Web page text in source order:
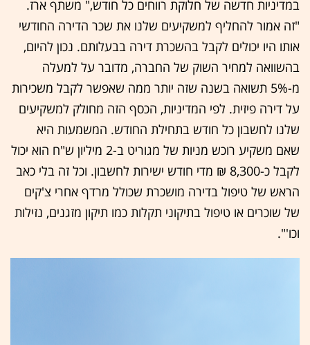
במדיניות חדשה של חלוקת רווחים כל חודש," משתף ארז.
"זה אמור להחליף למשקיעים שלנו את שכר הדירה החודשי
אותו היו יכולים לקבל בהשכרת דירה בבעלותם. נכון להיום,
בהשוואה למחיר השוק של החברה, מדובר על למעלה
מ-5% תשואה בשנה שזה יותר ממה שאפשר לקבל משכירות
על דירה פיזית. לפי המדיניות, הכסף הזה מחולק למשקיעים
שלנו לחשבון כל חודש בתחילת החודש. המשמעות היא
שאם משקיע רוכש מניות של מגוריט ב-2 מיליון ש"ח הוא יכול
לקבל כ-8,300 ₪ מדי חודש ישירות לחשבון. וכל זה בלי כאב
הראש של טיפול בדירה מושכרת שכולל מרדף אחרי צ'קים
של שוכרים או טיפול בתיקוני תקלות כמו תיקון מזגנים, נזילות
וכו'".